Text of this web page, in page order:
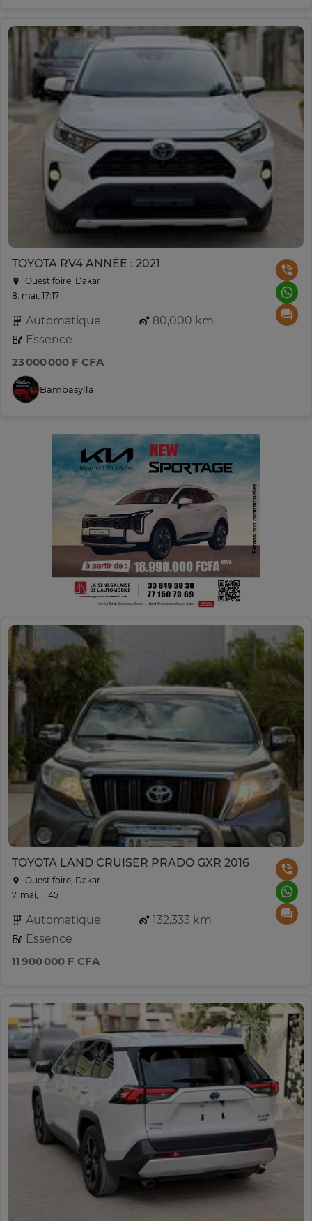
TOYOTA RV4 ANNÉE : 2021
Ouest foire, Dakar
8. mai, 17:17
Automatique
80,000 km
Essence
23 000 000 F CFA
Bambasylla
TOYOTA LAND CRUISER PRADO GXR 2016
Ouest foire, Dakar
7. mai, 11:45
Automatique
132,333 km
Essence
11 900 000 F CFA